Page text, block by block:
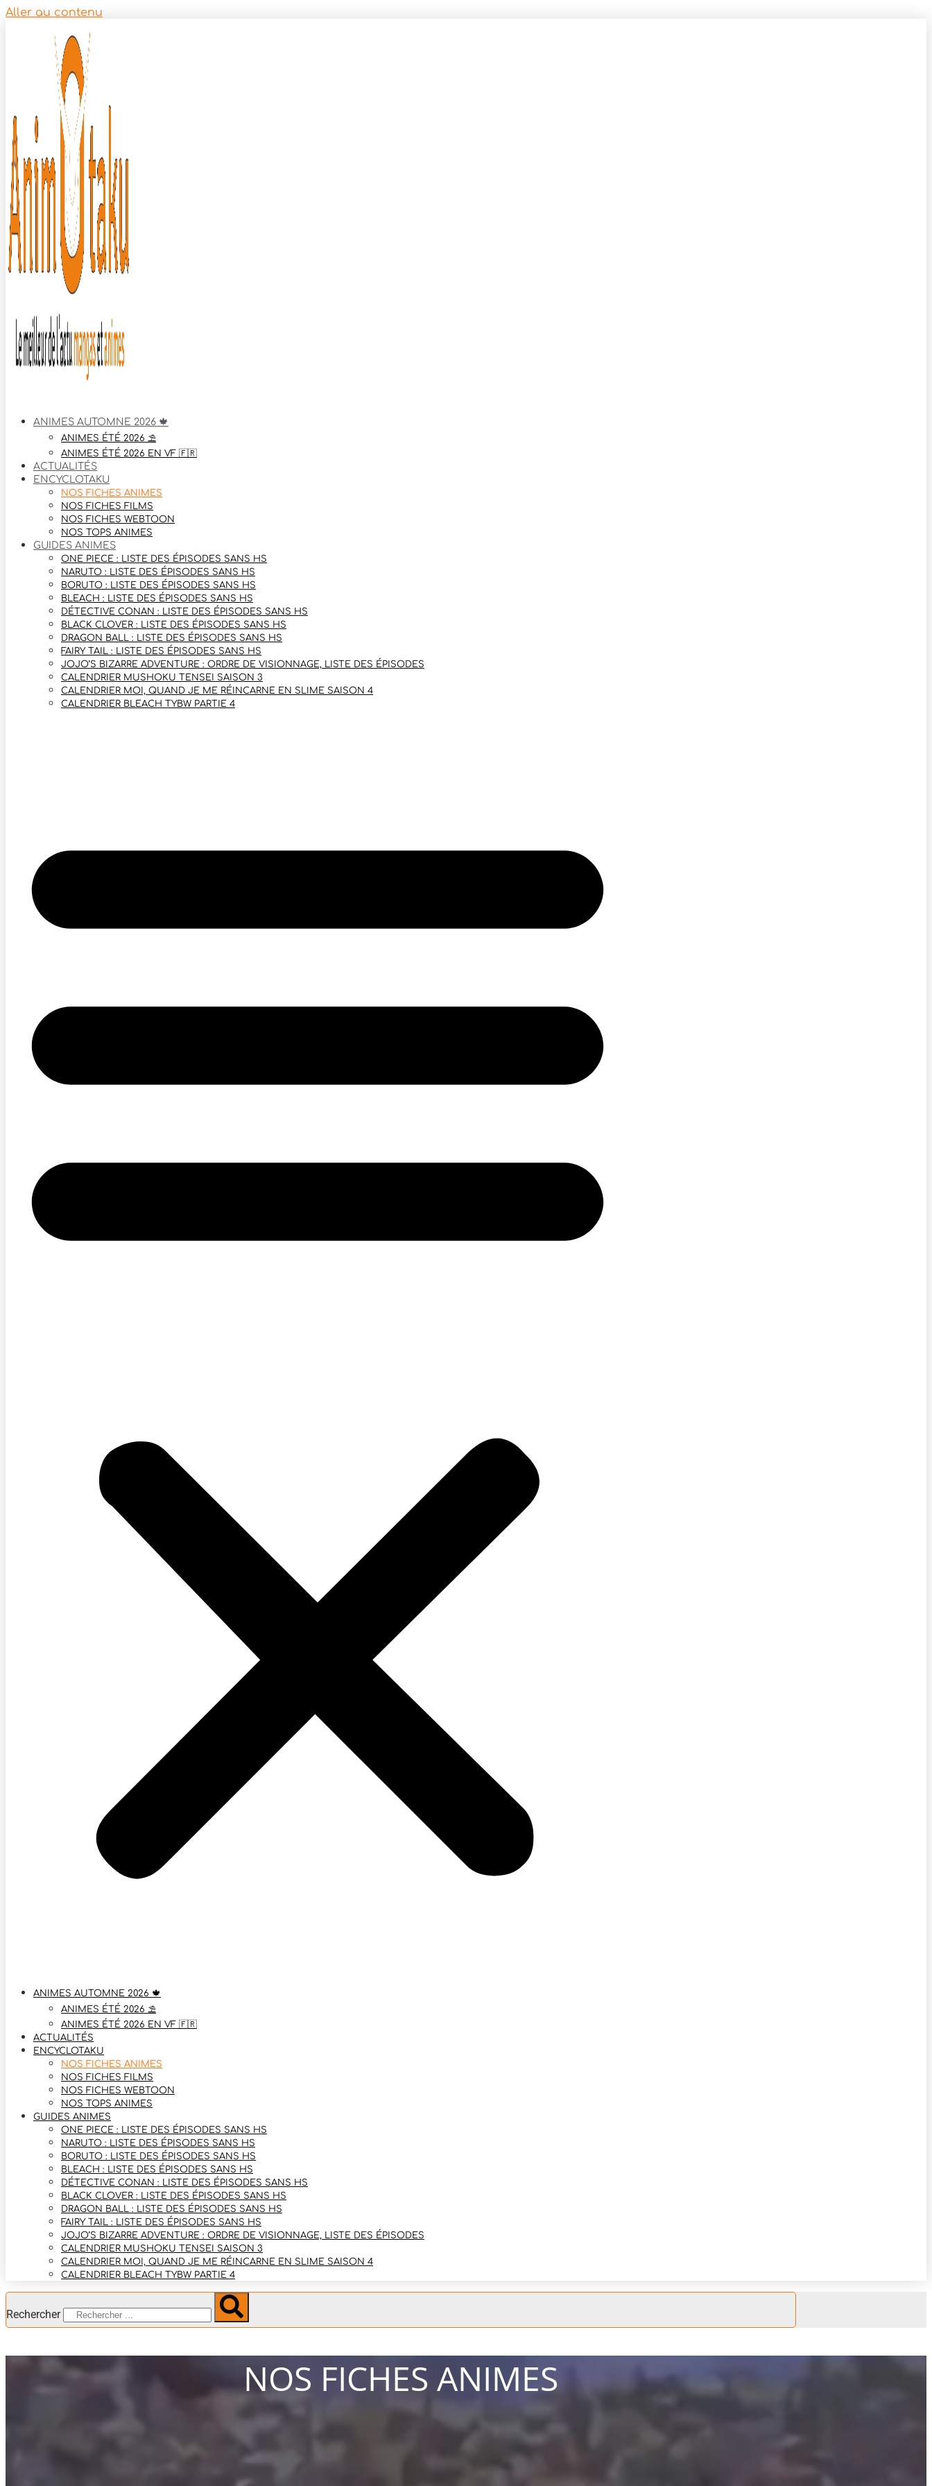
Aller au contenu
ANIMES AUTOMNE 2026 🍁
ANIMES ÉTÉ 2026 ⛱️
ANIMES ÉTÉ 2026 EN VF 🇫🇷
ACTUALITÉS
ENCYCLOTAKU
NOS FICHES ANIMES
NOS FICHES FILMS
NOS FICHES WEBTOON
NOS TOPS ANIMES
GUIDES ANIMES
ONE PIECE : LISTE DES ÉPISODES SANS HS
NARUTO : LISTE DES ÉPISODES SANS HS
BORUTO : LISTE DES ÉPISODES SANS HS
BLEACH : LISTE DES ÉPISODES SANS HS
DÉTECTIVE CONAN : LISTE DES ÉPISODES SANS HS
BLACK CLOVER : LISTE DES ÉPISODES SANS HS
DRAGON BALL : LISTE DES ÉPISODES SANS HS
FAIRY TAIL : LISTE DES ÉPISODES SANS HS
JOJO’S BIZARRE ADVENTURE : ORDRE DE VISIONNAGE, LISTE DES ÉPISODES
CALENDRIER MUSHOKU TENSEI SAISON 3
CALENDRIER MOI, QUAND JE ME RÉINCARNE EN SLIME SAISON 4
CALENDRIER BLEACH TYBW PARTIE 4
ANIMES AUTOMNE 2026 🍁
ANIMES ÉTÉ 2026 ⛱️
ANIMES ÉTÉ 2026 EN VF 🇫🇷
ACTUALITÉS
ENCYCLOTAKU
NOS FICHES ANIMES
NOS FICHES FILMS
NOS FICHES WEBTOON
NOS TOPS ANIMES
GUIDES ANIMES
ONE PIECE : LISTE DES ÉPISODES SANS HS
NARUTO : LISTE DES ÉPISODES SANS HS
BORUTO : LISTE DES ÉPISODES SANS HS
BLEACH : LISTE DES ÉPISODES SANS HS
DÉTECTIVE CONAN : LISTE DES ÉPISODES SANS HS
BLACK CLOVER : LISTE DES ÉPISODES SANS HS
DRAGON BALL : LISTE DES ÉPISODES SANS HS
FAIRY TAIL : LISTE DES ÉPISODES SANS HS
JOJO’S BIZARRE ADVENTURE : ORDRE DE VISIONNAGE, LISTE DES ÉPISODES
CALENDRIER MUSHOKU TENSEI SAISON 3
CALENDRIER MOI, QUAND JE ME RÉINCARNE EN SLIME SAISON 4
CALENDRIER BLEACH TYBW PARTIE 4
Rechercher
NOS FICHES ANIMES